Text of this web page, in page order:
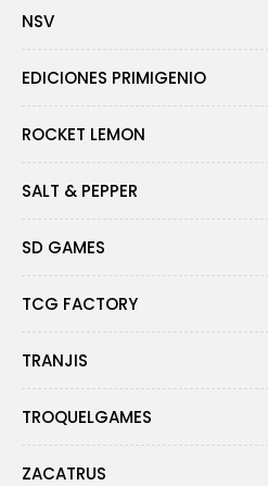
NSV
EDICIONES PRIMIGENIO
ROCKET LEMON
SALT & PEPPER
SD GAMES
TCG FACTORY
TRANJIS
TROQUELGAMES
ZACATRUS